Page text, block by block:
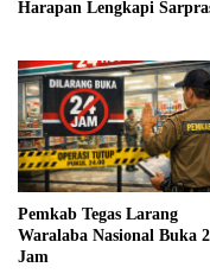
Harapan Lengkapi
Pemkab Tegas Larang
Waralaba Nasional Buka
Jam